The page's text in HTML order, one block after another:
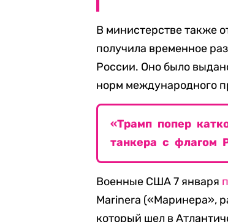
В министерстве также
получила временное
России. Оно было
норм международного
«Трамп попер
танкера с флагом
Военные США 7 января
Marinera («Маринера»,
который шел в